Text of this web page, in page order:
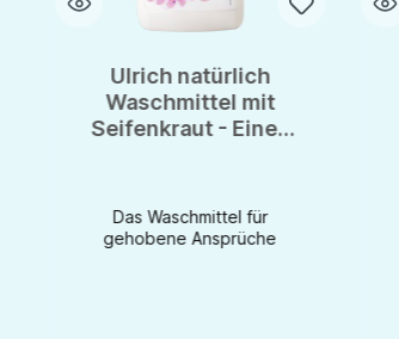
Ulrich natürlich
Waschmittel mit
Seifenkraut - Eines
Das Waschmittel für
gehobene Ansprüche